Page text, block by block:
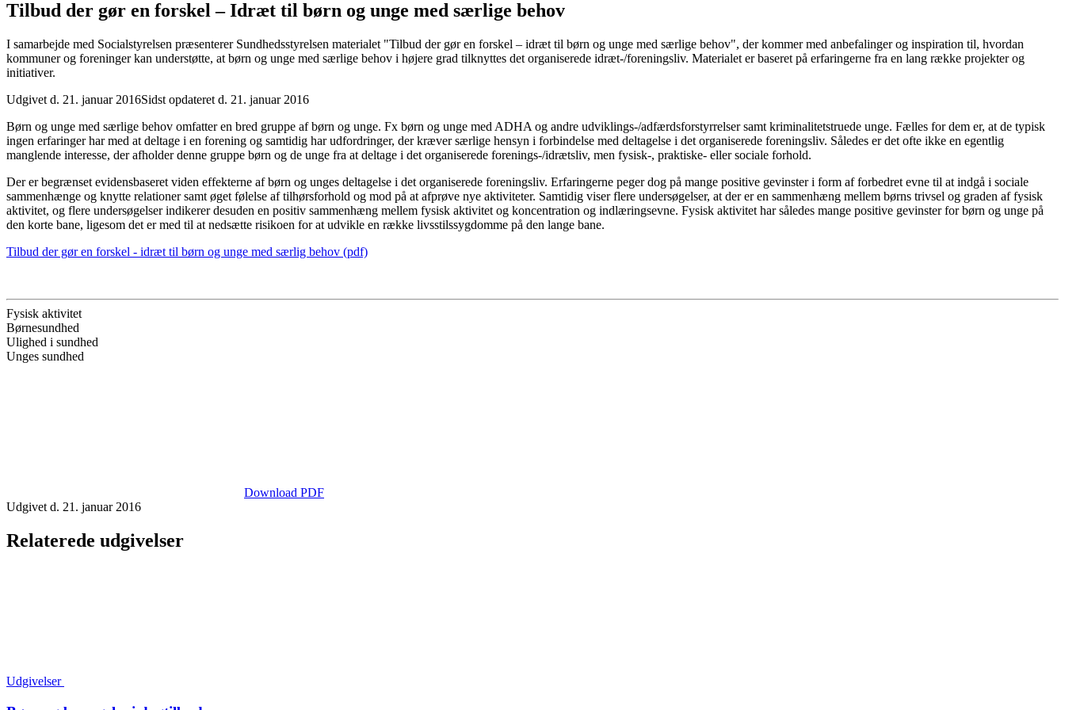
Tilbud der gør en forskel – Idræt til børn og unge med særlige behov
I samarbejde med Socialstyrelsen præsenterer Sundhedsstyrelsen materialet "Tilbud der gør en forskel – idræt til børn og unge med særlige behov", der kommer med anbefalinger og inspiration til, hvordan
kommuner og foreninger kan understøtte, at børn og unge med særlige behov i højere grad tilknyttes det organiserede idræt-/foreningsliv. Materialet er baseret på erfaringerne fra en lang række projekter og
initiativer.
Udgivet d. 21. januar 2016Sidst opdateret d. 21. januar 2016
Børn og unge med særlige behov omfatter en bred gruppe af børn og unge. Fx børn og unge med ADHA og andre udviklings-/adfærdsforstyrrelser samt kriminalitetstruede unge. Fælles for dem er, at de typisk
ingen erfaringer har med at deltage i en forening og samtidig har udfordringer, der kræver særlige hensyn i forbindelse med deltagelse i det organiserede foreningsliv. Således er det ofte ikke en egentlig
manglende interesse, der afholder denne gruppe børn og de unge fra at deltage i det organiserede forenings-/idrætsliv, men fysisk-, praktiske- eller sociale forhold.
Der er begrænset evidensbaseret viden effekterne af børn og unges deltagelse i det organiserede foreningsliv. Erfaringerne peger dog på mange positive gevinster i form af forbedret evne til at indgå i sociale
sammenhænge og knytte relationer samt øget følelse af tilhørsforhold og mod på at afprøve nye aktiviteter. Samtidig viser flere undersøgelser, at der er en sammenhæng mellem børns trivsel og graden af fysisk
aktivitet, og flere undersøgelser indikerer desuden en positiv sammenhæng mellem fysisk aktivitet og koncentration og indlæringsevne. Fysisk aktivitet har således mange positive gevinster for børn og unge på
den korte bane, ligesom det er med til at nedsætte risikoen for at udvikle en række livsstilssygdomme på den lange bane.
Tilbud der gør en forskel - idræt til børn og unge med særlig behov (pdf)
Fysisk aktivitet
Børnesundhed
Ulighed i sundhed
Unges sundhed
Download PDF
Udgivet d. 21. januar 2016
Relaterede udgivelser
Udgivelser